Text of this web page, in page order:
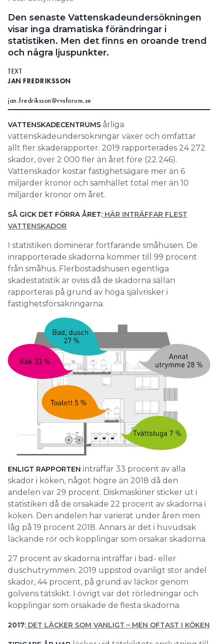
Search for:
Den senaste Vattenskadeundersökningen
visar inga dramatiska förändringar i
statistiken. Men det finns en oroande trend
och några ljuspunkter.
TEXT
JAN FREDRIKSSON
jan.fredriksson@vvsforum.se
VATTENSKADECENTRUMS årliga
vattenskadeundersökningar växer och omfattar
allt fler skaderapporter. 2019 rapporterades 24 272
skador, över 2 000 fler än året före (22 246).
Vattenskador kostar fastighetsägare mer än 6
miljarder kronor och samhället total mer än 10
miljarder kronor om året.
SÅ GICK DET FÖRRA ÅRET: HÄR INTRÄFFAR FLEST
VATTENSKADOR
I statistiken dominerar fortfarande småhusen. De
inrapporterade skadorna kommer till 99 procent
från småhus. Flerbostadshusen egentliga
skadestatistik är oviss då de skadorna sällan
rapporteras på grund av höga självrisker i
fastighetsförsäkringarna.
ENLIGT RAPPORTEN inträffar 33 procent av alla
skador i köken, något högre än 2018 då den
andelen var 29 procent. Diskmaskiner sticker ut i
statistiken då de orsakade 22 procent av skadorna i
köken. Den andelen har varierat under åren men
låg på 19 procent 2018. Annars är det i huvudsak
läckande rör och kopplingar som orsakar skadorna.
27 procent av skadorna inträffar i bad- eller
duschutrymmen. 2019 uppstod ovanligt stor andel
skador, 44 procent, på grund av läckor genom
golvens tätskikt. I övrigt var det rörledningar och
kopplingar som orsakade de flesta skadorna.
2017: DET LÄCKER SOM VANLIGT – MEN OFTAST I KÖKEN